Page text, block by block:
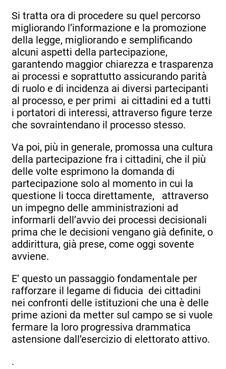
Si tratta ora di procedere su quel percorso
migliorando l’informazione e la promozione
della legge, migliorando e semplificando
alcuni aspetti della partecipazione,
garantendo maggior chiarezza e trasparenza
ai processi e soprattutto assicurando parità
di ruolo e di incidenza ai diversi partecipanti
al processo, e per primi ai cittadini ed a tutti
i portatori di interessi, attraverso figure terze
che sovraintendano il processo stesso.
Va poi, più in generale, promossa una cultura
della partecipazione fra i cittadini, che il più
delle volte esprimono la domanda di
partecipazione solo al momento in cui la
questione li tocca direttamente, attraverso
un impegno delle amministrazioni ad
informarli dell’avvio dei processi decisionali
prima che le decisioni vengano già definite, o
addirittura, già prese, come oggi sovente
avviene.
E’ questo un passaggio fondamentale per
rafforzare il legame di fiducia dei cittadini
nei confronti delle istituzioni che una è delle
prime azioni da metter sul campo se si vuole
fermare la loro progressiva drammatica
astensione dall’esercizio di elettorato attivo.
.